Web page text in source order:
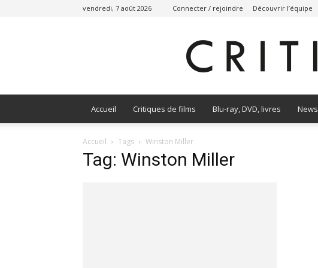
vendredi, 7 août 2026 Connecter / rejoindre Découvrir l’équipe
Accueil Critiques de films Blu-ray, DVD, livres News
Accueil Tags Winston Miller
Tag: Winston Miller